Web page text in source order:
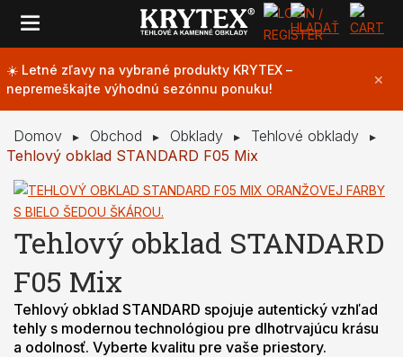
OBKLADY
RIEŠENIA NA MIERU
BLOG
✕
☀️ Letné zľavy na vybrané produkty KRYTEX –
nepremeškajte výhodnú sezónnu ponuku!
Domov ▸ Obchod ▸ Obklady ▸ Tehlové obklady ▸
Tehlový obklad STANDARD F05 Mix
Tehlový obklad STANDARD
F05 Mix
Tehlový obklad STANDARD spojuje autentický vzhľad
tehly s modernou technológiou pre dlhotrvajúcu krásu
a odolnosť. Vyberte kvalitu pre vaše priestory.